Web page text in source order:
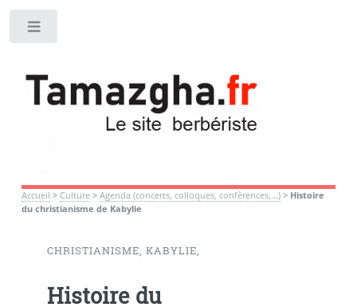
Accueil > Culture> Agenda (concerts, colloques, confèrences,...)> Histoire
du christianisme de Kabylie
CHRISTIANISME, KABYLIE,
Histoire du